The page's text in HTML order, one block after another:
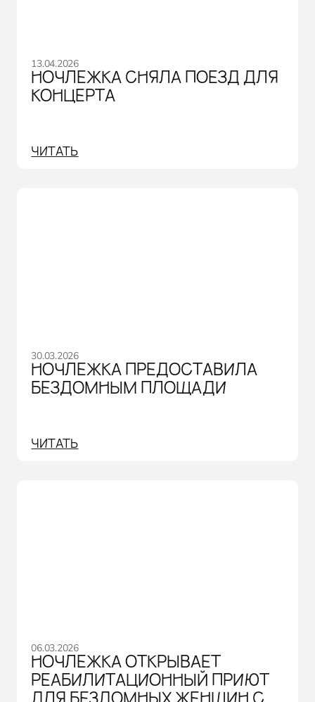
13.04.2026
НОЧЛЕЖКА СНЯЛА ПОЕЗД ДЛЯ
КОНЦЕРТА
ЧИТАТЬ
30.03.2026
НОЧЛЕЖКА ПРЕДОСТАВИЛА
БЕЗДОМНЫМ ПЛОЩАДИ
ЧИТАТЬ
06.03.2026
НОЧЛЕЖКА ОТКРЫВАЕТ
РЕАБИЛИТАЦИОННЫЙ ПРИЮТ